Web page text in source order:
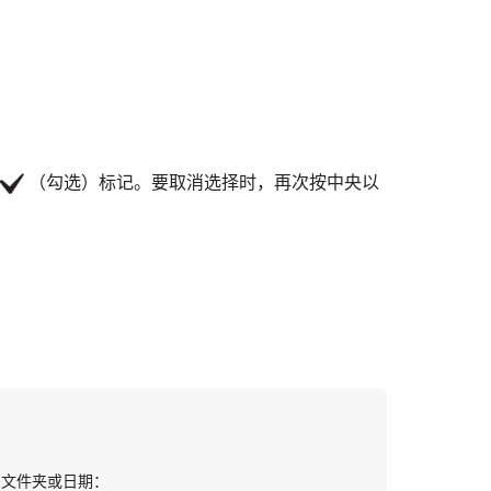
（勾选）标记。要取消选择时，再次按中央以
件夹或日期：